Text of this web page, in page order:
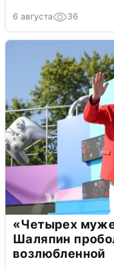
6 августа 36
«Четырех
Шаляпин
возлюбленной